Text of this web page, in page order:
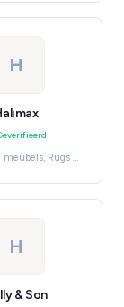
H
Rugs &
H
& Son